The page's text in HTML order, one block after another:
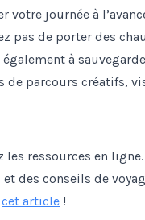
journée à
pas de porter des
à
de parcours créatifs,
ressources en
des conseils de
cet article !